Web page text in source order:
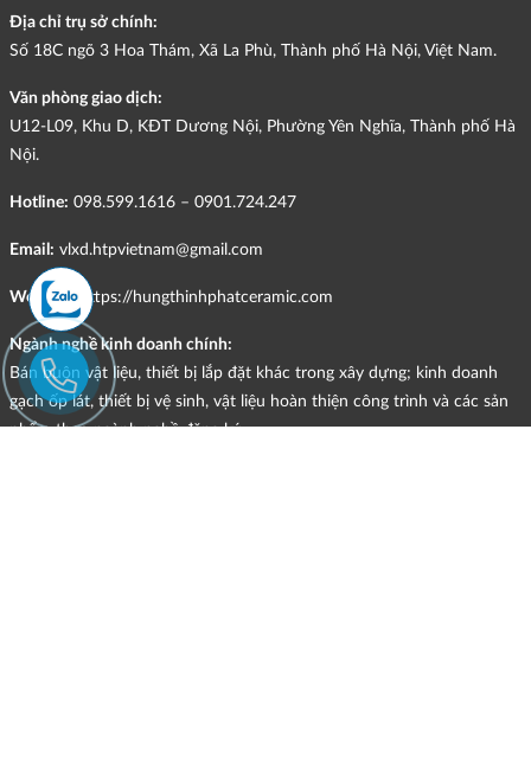
Địa chỉ trụ sở chính:
Số 18C ngõ 3 Hoa Thám, Xã La Phù, Thành phố Hà Nội, Việt Nam.
Văn phòng giao dịch:
U12-L09, Khu D, KĐT Dương Nội, Phường Yên Nghĩa, Thành phố Hà
Nội.
Hotline: 098.599.1616 – 0901.724.247
Email: vlxd.htpvietnam@gmail.com
Website: https://hungthinhphatceramic.com
Ngành nghề kinh doanh chính:
Bán buôn vật liệu, thiết bị lắp đặt khác trong xây dựng; kinh doanh
gạch ốp lát, thiết bị vệ sinh, vật liệu hoàn thiện công trình và các sản
phẩm theo ngành nghề đăng ký.